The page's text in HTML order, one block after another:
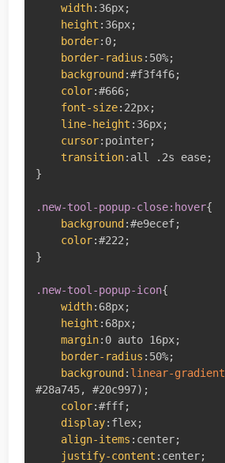
width: 36px;
height : 36px;
border: 0;
border-radius : 50%;
background :#f3f4f6;
color:#666;
font-size: 22px;
line-height : 36px;
cursor: pointer;
transition: all .2s ease;
}
.new-tool-popup-close:hover{
background :#e9ecef;
color:#222 ;
}
.new-tool-popup-icon{
width: 68px;
height : 68px;
margin: 0 auto 16px;
border-radius : 50%;
background : linear-gradient
#28a745, #20c997) ;
color:#fff;
display: flex;
align-items : center;
justify-content : center;